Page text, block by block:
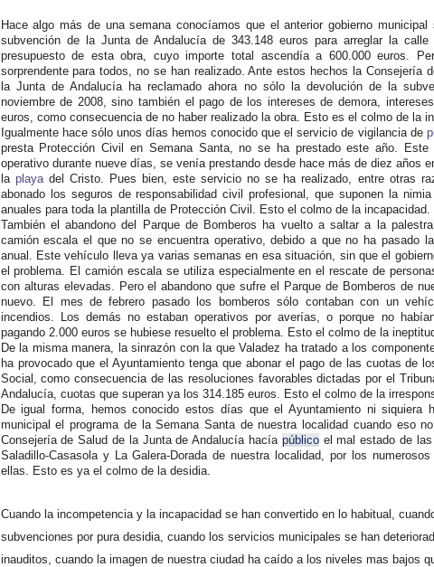
Hace algo más de una semana conocíamos que el anterior gobierno
subvención de la Junta de Andalucía de 343.148 euros para arreglar la
presupuesto de esta obra, cuyo importe total ascendía a 600.000 euros.
sorprendente para todos, no se han realizado. Ante estos hechos la Consejería
la Junta de Andalucía ha reclamado ahora no sólo la devolución de la
noviembre de 2008, sino también el pago de los intereses de demora,
euros, como consecuencia de no haber realizado la obra. Esto es el colmo de la
Igualmente hace sólo unos días hemos conocido que el servicio de vigilancia de
presta Protección Civil en Semana Santa, no se ha prestado este año.
operativo durante nueve días, se venía prestando desde hace más de diez años
laplayadel Cristo. Pues bien, este servicio no se ha realizado, entre otras
abonado los seguros de responsabilidad civil profesional, que suponen la
anuales para toda la plantilla de Protección Civil. Esto el colmo de la incapacidad.
También el abandono del Parque de Bomberos ha vuelto a saltar a la
camión escala el que no se encuentra operativo, debido a que no ha pasado
anual. Este vehículo lleva ya varias semanas en esa situación, sin que el
el problema. El camión escala se utiliza especialmente en el rescate de
con alturas elevadas. Pero el abandono que sufre el Parque de Bomberos de
nuevo. El mes de febrero pasado los bomberos sólo contaban con un
incendios. Los demás no estaban operativos por averías, o porque no
pagando 2.000 euros se hubiese resuelto el problema. Esto el colmo de la
De la misma manera, la sinrazón con la que Valadez ha tratado a los
ha provocado que el Ayuntamiento tenga que abonar el pago de las cuotas de
Social, como consecuencia de las resoluciones favorables dictadas por el
Andalucía, cuotas que superan ya los 314.185 euros. Esto el colmo de la
De igual forma, hemos conocido estos días que el Ayuntamiento ni siquiera
municipal el programa de la Semana Santa de nuestra localidad cuando eso
Consejería de Salud de la Junta de Andalucía hacía públicoel mal estado de
Saladillo-Casasola y La Galera-Dorada de nuestra localidad, por los
ellas. Esto es ya el colmo de la desidia.
Cuando la incompetencia y la incapacidad se han convertido en lo habitual,
subvenciones por pura desidia, cuando los servicios municipales se han
inauditos, cuando la imagen de nuestra ciudad ha caído a los niveles mas bajos